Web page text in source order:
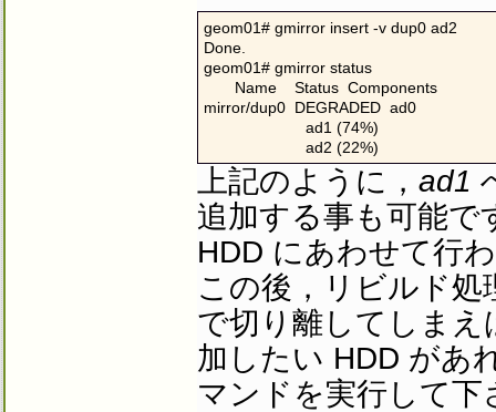
geom01# gmirror insert -v dup0 ad2
Done.
geom01# gmirror status
       Name    Status  Components
mirror/dup0  DEGRADED  ad0
                       ad1 (74%)
                       ad2 (22%)
上記のように， ad1
追加する事も可能で
HDD にあわせて行
この後，リビルド
で切り離してしま
加したい HDD があ
マンドを実行して下